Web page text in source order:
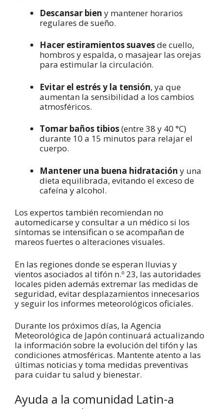
Descansar bien y mantener horarios
regulares de sueño.
Hacer estiramientos suavesde cuello,
hombros y espalda, o masajear las orejas
para estimular la circulación.
Evitar el estrés y la tensión, ya que
aumentan la sensibilidad a los cambios
atmosféricos.
Tomar baños tibios(entre 38 y 40 °C)
durante 10 a 15 minutos para relajar el
cuerpo.
Mantener una buena hidratación y una
dieta equilibrada, evitando el exceso de
cafeína y alcohol.
Los expertos también recomiendan no
automedicarse y consultar a un médico si los
síntomas se intensifican o se acompañan de
mareos fuertes o alteraciones visuales.
En las regiones donde se esperan lluvias y
vientos asociados al tifón n.º 23, las autoridades
locales piden además extremar las medidas de
seguridad, evitar desplazamientos innecesarios
y seguir los informes meteorológicos oficiales.
Durante los próximos días, la Agencia
Meteorológica de Japón continuará actualizando
la información sobre la evolución del tifón y las
condiciones atmosféricas. Mantente atento a las
últimas noticias y toma medidas preventivas
para cuidar tu salud y bienestar.
Ayuda a la comunidad Latin-a